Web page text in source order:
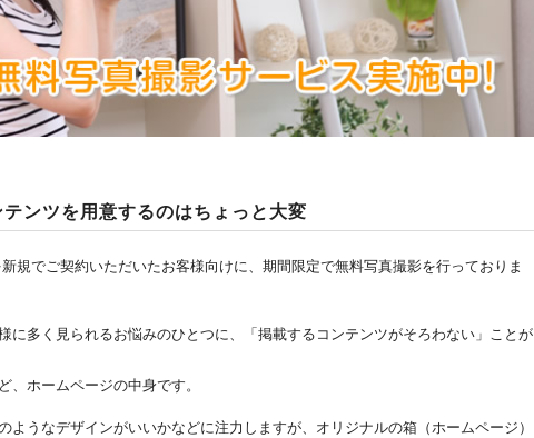
ンツを用意するのはちょっと大変
規でご契約いただいたお客様向けに、期間限定で無料写真撮影を行っておりま
に多く見られるお悩みのひとつに、「掲載するコンテンツがそろわない」ことが
、ホームページの中身です。
うなデザインがいいかなどに注力しますが、オリジナルの箱（ホームページ）